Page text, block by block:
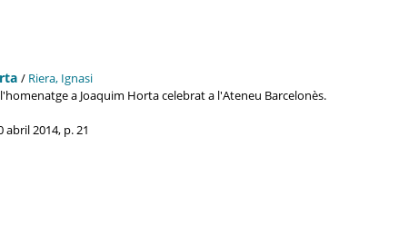
/ Riera, Ignasi
a Joaquim Horta celebrat a l'Ateneu Barcelonès.
abril 2014, p. 21